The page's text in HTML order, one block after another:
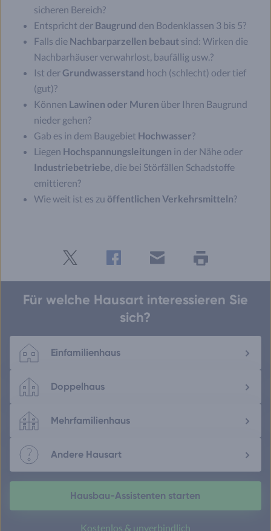
sicheren Bereich?
Entspricht der Baugrund den Bodenklassen 3 bis 5?
Falls die Nachbarparzellen bebaut sind: Wirken die
Nachbarhäuser verwahrlost, baufällig usw.?
Ist der Grundwasserstand hoch (schlecht) oder tief
(gut)?
Können Lawinen oder Muren über Ihren Baugrund
nieder gehen?
Gab es in dem Baugebiet Hochwasser?
Liegen Hochspannungsleitungen in der Nähe oder
Industriebetriebe, die bei Störfällen Schadstoffe
emittieren?
Wie weit ist es zu öffentlichen Verkehrsmitteln?
mail
drucken
Für welche Hausart interessieren Sie
sich?
Einfamilienhaus
Doppelhaus
Mehrfamilienhaus
Andere Hausart
Hausbau-Assistenten starten
Kostenlos & unverbindlich